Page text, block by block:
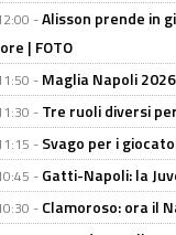
-Alisson prende in
| FOTO
- Maglia Napoli
- Tre ruoli diversi
- Svago per i
- Gatti-Napoli: la
- Clamoroso: ora il